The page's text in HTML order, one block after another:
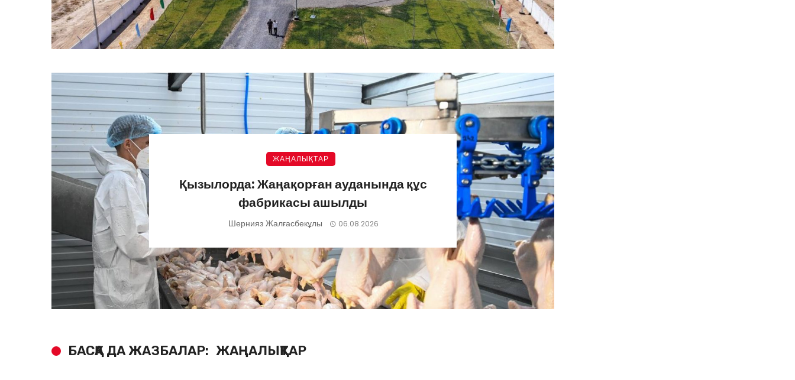
ЖАҢАЛЫҚТАР
Қызылорда: Жаңақорған ауданында құс
фабрикасы ашылды
Шернияз Жалғасбекұлы 06.08.2026
БАСҚА ДА ЖАЗБАЛАР: ЖАҢАЛЫҚТАР